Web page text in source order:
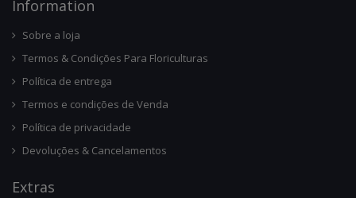
InforMation
Sobre a loja
Termos & Condições Para Floriculturas
Política de entrega
Termos e condições de Venda
Política de privacidade
Devoluções & Cancelamentos
ExtRas